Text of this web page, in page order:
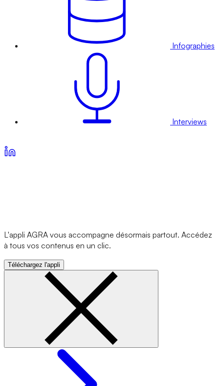
Infographies
Interviews
L'appli AGRA vous accompagne désormais partout. Accédez
à tous vos contenus en un clic.
Téléchargez l'appli